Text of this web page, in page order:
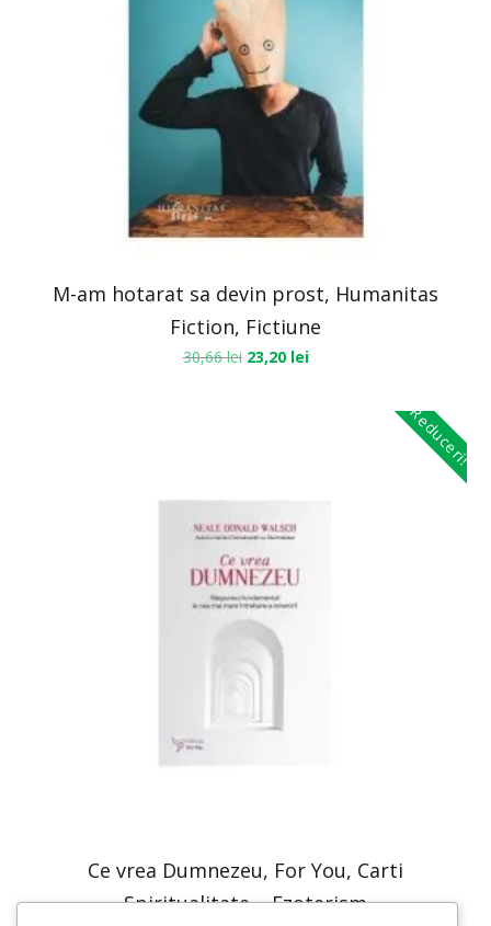
M-am hotarat sa devin prost, Humanitas
Fiction, Fictiune
30,66lei 23,20 lei
Reduceri!
Ce vrea Dumnezeu, For You, Carti
Spiritualitate – Ezoterism